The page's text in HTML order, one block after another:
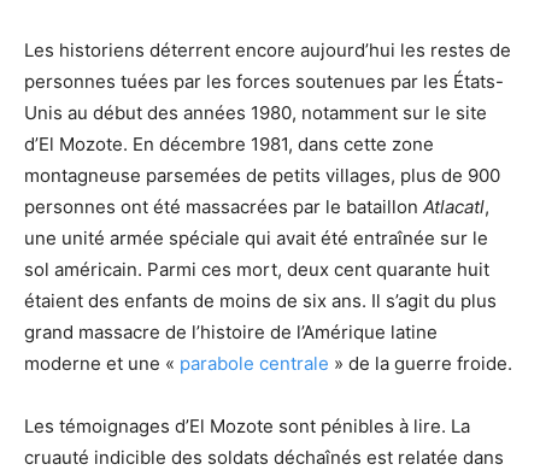
Les historiens déterrent encore aujourd’hui les restes de
personnes tuées par les forces soutenues par les États-
Unis au début des années 1980, notamment sur le site
d’El Mozote. En décembre 1981, dans cette zone
montagneuse parsemées de petits villages, plus de 900
personnes ont été massacrées par le bataillon Atlacatl,
une unité armée spéciale qui avait été entraînée sur le
sol américain. Parmi ces mort, deux cent quarante huit
étaient des enfants de moins de six ans. Il s’agit du plus
grand massacre de l’histoire de l’Amérique latine
moderne et une « parabole centrale » de la guerre froide.
Les témoignages d’El Mozote sont pénibles à lire. La
cruauté indicible des soldats déchaînés est relatée dans